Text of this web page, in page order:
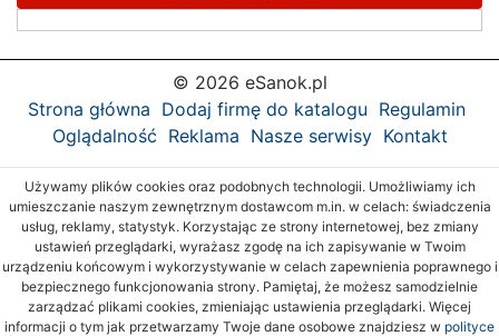
© 2026 eSanok.pl
Strona główna Dodaj firmę do katalogu Regulamin
Oglądalność Reklama Nasze serwisy Kontakt
Używamy plików cookies oraz podobnych technologii. Umożliwiamy ich
umieszczanie naszym zewnętrznym dostawcom m.in. w celach: świadczenia
usług, reklamy, statystyk. Korzystając ze strony internetowej, bez zmiany
ustawień przeglądarki, wyrażasz zgodę na ich zapisywanie w Twoim
urządzeniu końcowym i wykorzystywanie w celach zapewnienia poprawnego i
bezpiecznego funkcjonowania strony. Pamiętaj, że możesz samodzielnie
zarządzać plikami cookies, zmieniając ustawienia przeglądarki. Więcej
informacji o tym jak przetwarzamy Twoje dane osobowe znajdziesz w polityce